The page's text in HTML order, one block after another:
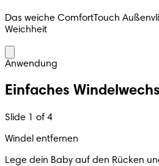
Das weiche ComfortTouch
Weichheit
Anwendung
Einfaches
Slide 1 of 4
Windel entfernen
Lege dein Baby auf den Rücken